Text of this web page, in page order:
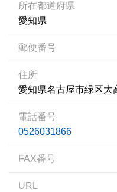
所在都道府県
愛知県
郵便番号
住所
愛知県名古屋市緑区大
電話番号
0526031866
FAX番号
URL